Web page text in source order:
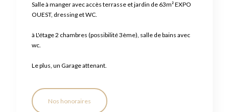
Salle à manger avec accès terrasse et jardin de 63m² EXPO
OUEST, dressing et WC.
à L'étage 2 chambres (possibilité 3ème), salle de bains avec
wc.
Le plus, un Garage attenant.
Nos honoraires